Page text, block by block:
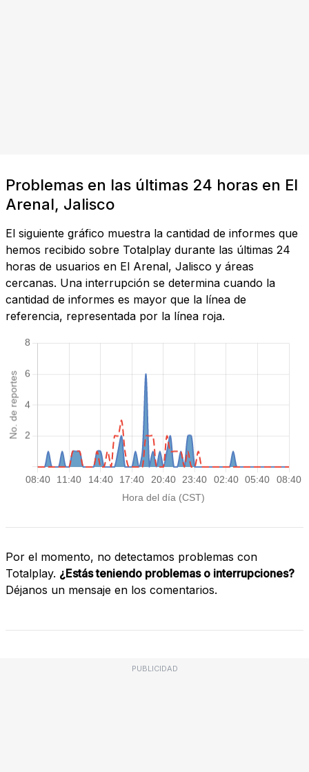
Problemas en las últimas 24 horas en El
Arenal, Jalisco
El siguiente gráfico muestra la cantidad de informes que
hemos recibido sobre Totalplay durante las últimas 24
horas de usuarios en El Arenal, Jalisco y áreas
cercanas. Una interrupción se determina cuando la
cantidad de informes es mayor que la línea de
referencia, representada por la línea roja.
Por el momento, no detectamos problemas con
Totalplay. ¿Estás teniendo problemas o interrupciones?
Déjanos un mensaje en los comentarios.
PUBLICIDAD